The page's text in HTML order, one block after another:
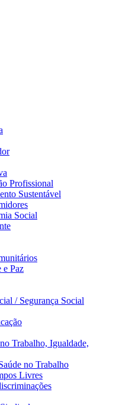
Profissional
Sustentável
Social
e Paz
/ Segurança Social
Trabalho, Igualdade,
no Trabalho
Livres